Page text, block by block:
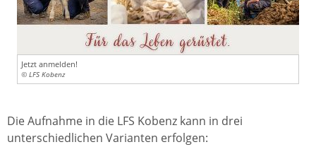
Jetzt anmelden!
© LFS Kobenz
Die Aufnahme in die LFS Kobenz kann in drei
unterschiedlichen Varianten erfolgen: